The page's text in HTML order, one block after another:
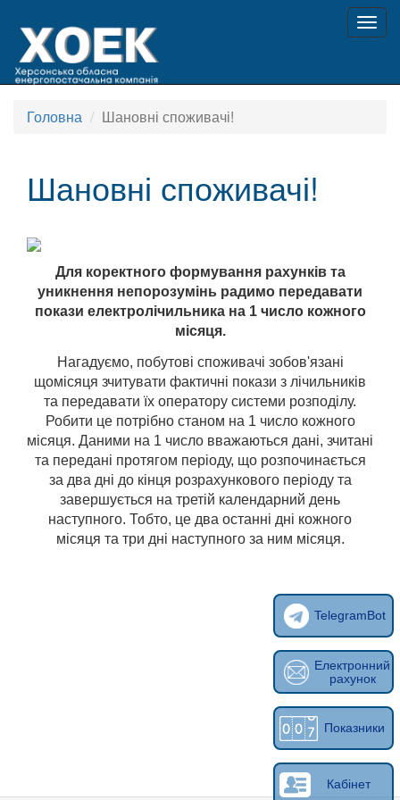
Головна Шановні споживачі!
Шановні споживачі!
Для коректного формування рахунків та
уникнення непорозумінь радимо передавати
покази електролічильника на 1 число кожного
місяця.
Нагадуємо, побутові споживачі зобов'язані
щомісяця зчитувати фактичні покази з лічильників
та передавати їх оператору системи розподілу.
Робити це потрібно станом на 1 число кожного
місяця. Даними на 1 число вважаються дані, зчитані
та передані протягом періоду, що розпочинається
за два дні до кінця розрахункового періоду та
завершується на третій календарний день
наступного. Тобто, це два останні дні кожного
місяця та три дні наступного за ним місяця.
TelegramBot
Електронний
рахунок
Показники
Кабінет